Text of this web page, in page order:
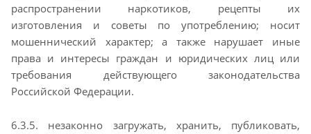
распространении наркотиков, рецепты их
изготовления и советы по употреблению; носит
мошеннический характер; а также нарушает иные
права и интересы граждан и юридических лиц или
требования действующего законодательства
Российской Федерации.
6.3.5. незаконно загружать, хранить, публиковать,